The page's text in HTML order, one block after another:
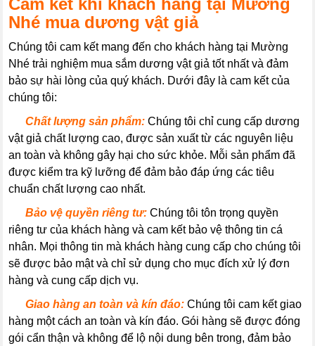
Nhé mua dương vật giả
Chúng tôi cam kết mang đến cho khách hàng tại Mường
Nhé trải nghiệm mua sắm dương vật giả tốt nhất và đảm
bảo sự hài lòng của quý khách. Dưới đây là cam kết của
chúng tôi:
Chất lượng sản phẩm: Chúng tôi chỉ cung cấp dương
vật giả chất lượng cao, được sản xuất từ các nguyên liệu
an toàn và không gây hại cho sức khỏe. Mỗi sản phẩm đã
được kiểm tra kỹ lưỡng để đảm bảo đáp ứng các tiêu
chuẩn chất lượng cao nhất.
Bảo vệ quyền riêng tư: Chúng tôi tôn trọng quyền
riêng tư của khách hàng và cam kết bảo vệ thông tin cá
nhân. Mọi thông tin mà khách hàng cung cấp cho chúng tôi
sẽ được bảo mật và chỉ sử dụng cho mục đích xử lý đơn
hàng và cung cấp dịch vụ.
Giao hàng an toàn và kín đáo: Chúng tôi cam kết giao
hàng một cách an toàn và kín đáo. Gói hàng sẽ được đóng
gói cẩn thận và không để lộ nội dung bên trong, đảm bảo